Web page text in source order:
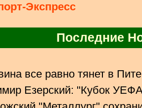
Экспресс
Последние
все равно тянет в
Езерский: "Кубок